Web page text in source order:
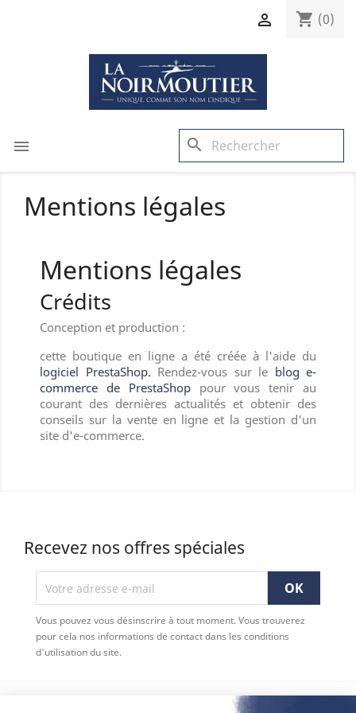
shopping_cart (0)

 search
Mentions légales
Mentions légales
Crédits
Conception et production :
cette boutique en ligne a été créée à l'aide du
logiciel PrestaShop. Rendez-vous sur le blog e-
commerce de PrestaShoppour vous tenir au
courant des dernières actualités et obtenir des
conseils sur la vente en ligne et la gestion d'un
site d'e-commerce.
Recevez nos offres spéciales
Vous pouvez vous désinscrire à tout moment. Vous trouverez
pour cela nos informations de contact dans les conditions
d'utilisation du site.